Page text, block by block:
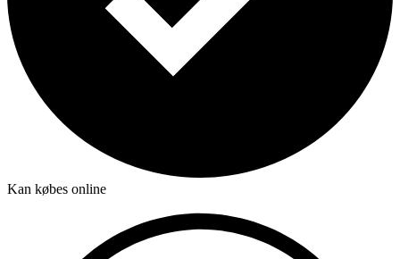
Kan købes online